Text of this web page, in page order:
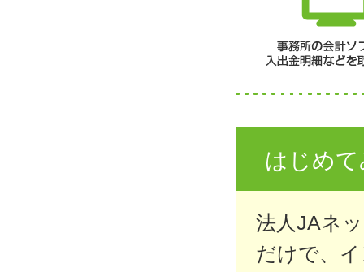
はじめ
法人JAネ
だけで、